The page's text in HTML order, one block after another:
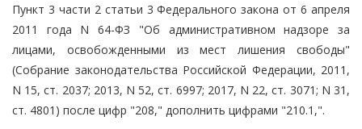
Пункт 3 части 2 статьи 3 Федерального закона от 6 апреля
2011 года N 64-ФЗ "Об административном надзоре за
лицами, освобожденными из мест лишения свободы"
(Собрание законодательства Российской Федерации, 2011,
N 15, ст. 2037; 2013, N 52, ст. 6997; 2017, N 22, ст. 3071; N 31,
ст. 4801) после цифр "208," дополнить цифрами "210.1,".